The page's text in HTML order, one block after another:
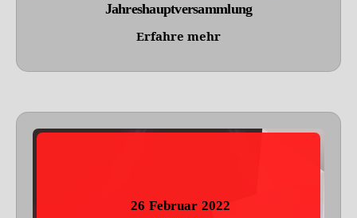
Jahreshauptversammlung
Erfahre mehr
26 Februar 2022